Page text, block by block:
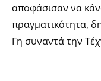
αποφάσισαν να
πραγματικότητα,
Γη συναντά την